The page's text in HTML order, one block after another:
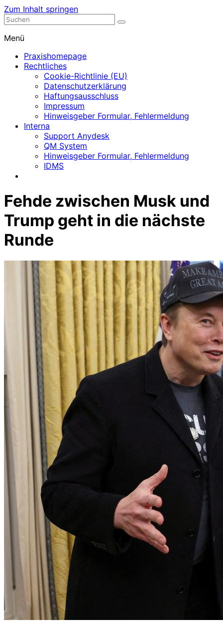
Zum Inhalt springen
Nephrologische Praxis mit Dialyse
Menü
Praxishomepage
Rechtliches
Cookie-Richtlinie (EU)
Datenschutzerklärung
Haftungsausschluss
Impressum
Hinweisgeber Formular, Fehlermeldung
Interna
Support Anydesk
QM System
Hinweisgeber Formular, Fehlermeldung
IDMS
Fehde zwischen Musk und
Trump geht in die nächste
Runde